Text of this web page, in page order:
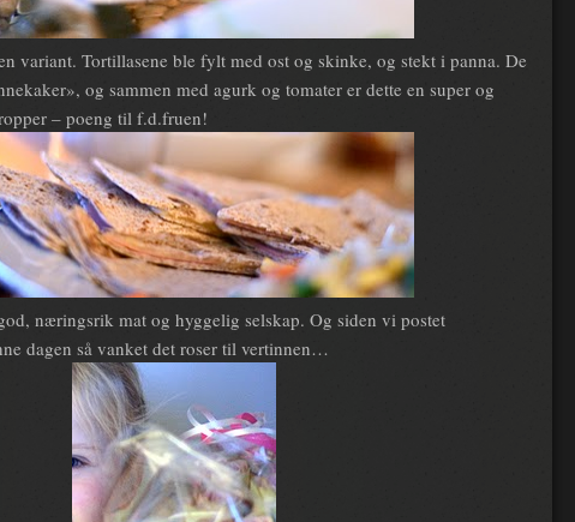
variant. Tortillasene ble fylt med ost og skinke, og stekt i panna. De
og sammen med agurk og tomater er dette en super og
– poeng til f.d.fruen!
næringsrik mat og hyggelig selskap. Og siden vi postet
dagen så vanket det roser til vertinnen…